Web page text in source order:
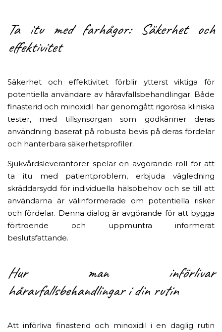
Ta itu med farhågor: Säkerhet och
effektivitet
Säkerhet och effektivitet förblir ytterst viktiga för
potentiella användare av håravfallsbehandlingar. Både
finasterid och minoxidil har genomgått rigorösa kliniska
tester, med tillsynsorgan som godkänner deras
användning baserat på robusta bevis på deras fördelar
och hanterbara säkerhetsprofiler.
Sjukvårdsleverantörer spelar en avgörande roll för att
ta itu med patientproblem, erbjuda vägledning
skräddarsydd för individuella hälsobehov och se till att
användarna är välinformerade om potentiella risker
och fördelar. Denna dialog är avgörande för att bygga
förtroende och uppmuntra informerat
beslutsfattande.
Hur man införlivar
håravfallsbehandlingar i din rutin
Att införliva finasterid och minoxidil i en daglig rutin